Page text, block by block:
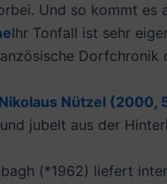
Und so kommt es
Ihr Tonfall ist sehr
Dorfchronik
Nützel (2000,
jubelt aus der
(*1962) liefert